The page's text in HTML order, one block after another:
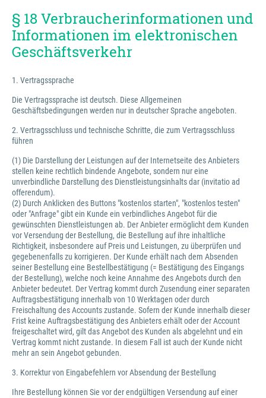
§ 18 Verbraucherinformationen und
Informationen im elektronischen
Geschäftsverkehr
1. Vertragssprache
Die Vertragssprache ist deutsch. Diese Allgemeinen
Geschäftsbedingungen werden nur in deutscher Sprache angeboten.
2. Vertragsschluss und technische Schritte, die zum Vertragsschluss
führen
(1) Die Darstellung der Leistungen auf der Internetseite des Anbieters
stellen keine rechtlich bindende Angebote, sondern nur eine
unverbindliche Darstellung des Dienstleistungsinhalts dar (invitatio ad
offerendum).
(2) Durch Anklicken des Buttons "kostenlos starten", "kostenlos testen"
oder "Anfrage" gibt ein Kunde ein verbindliches Angebot für die
gewünschten Dienstleistungen ab. Der Anbieter ermöglicht dem Kunden
vor Versendung der Bestellung, die Bestellung auf ihre inhaltliche
Richtigkeit, insbesondere auf Preis und Leistungen, zu überprüfen und
gegebenenfalls zu korrigieren. Der Kunde erhält nach dem Absenden
seiner Bestellung eine Bestellbestätigung (= Bestätigung des Eingangs
der Bestellung), welche noch keine Annahme des Angebots durch den
Anbieter bedeutet. Der Vertrag kommt durch Zusendung einer separaten
Auftragsbestätigung innerhalb von 10 Werktagen oder durch
Freischaltung des Accounts zustande. Sofern der Kunde innerhalb dieser
Frist keine Auftragsbestätigung des Anbieters erhält oder der Account
freigeschaltet wird, gilt das Angebot des Kunden als abgelehnt und ein
Vertrag kommt nicht zustande. In diesem Fall ist auch der Kunde nicht
mehr an sein Angebot gebunden.
3. Korrektur von Eingabefehlern vor Absendung der Bestellung
Ihre Bestellung können Sie vor der endgültigen Versendung auf einer